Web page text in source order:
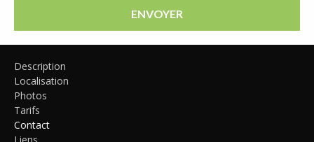
ENVOYER
Description
Localisation
Photos
Tarifs
Contact